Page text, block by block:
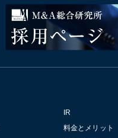
IR
料金とメリット